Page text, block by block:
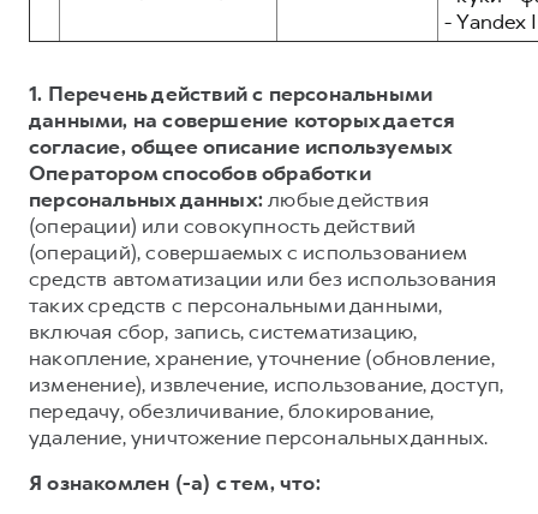
- Yandex
1. Перечень действий с персональными
данными, на совершение которых дается
согласие, общее описание используемых
Оператором способов обработки
персональных данных:любые действия
(операции) или совокупность действий
(операций), совершаемых с использованием
средств автоматизации или без использования
таких средств с персональными данными,
включая сбор, запись, систематизацию,
накопление, хранение, уточнение (обновление,
изменение), извлечение, использование, доступ,
передачу, обезличивание, блокирование,
удаление, уничтожение персональных данных.
Я ознакомлен (-а) с тем, что: